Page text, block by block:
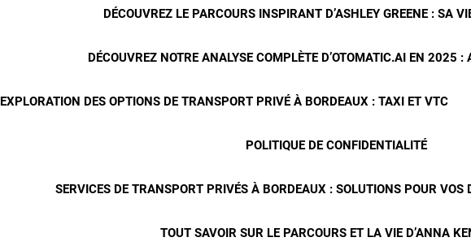
DÉCOUVREZ LE PARCOURS INSPIRANT D’ASHLEY GREENE : SA
DÉCOUVREZ NOTRE ANALYSE COMPLÈTE D’OTOMATIC.AI EN 2025 :
EXPLORATION DES OPTIONS DE TRANSPORT PRIVÉ À BORDEAUX : TAXI ET VTC
POLITIQUE DE CONFIDENTIALITÉ
SERVICES DE TRANSPORT PRIVÉS À BORDEAUX : SOLUTIONS POUR
TOUT SAVOIR SUR LE PARCOURS ET LA VIE D’ANNA